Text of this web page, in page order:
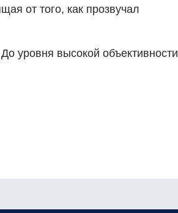
от того, как прозвучал
уровня высокой объективности